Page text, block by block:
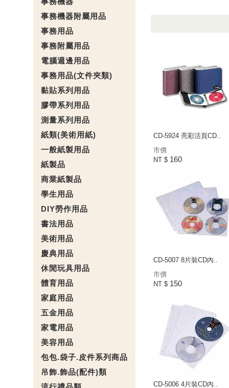
事務機器附屬用品
事務用品
事務附屬用品
電腦週邊用品
事務用品(文件夾類)
黏貼系列用品
膠帶系列用品
測量系列用品
紙類(美術用紙)
一般紙製用品
紙製品
商業紙製品
學生用品
DIY勞作用品
書法用品
美術用品
慶典用品
休閒玩具用品
體育用品
家庭用品
五金用品
家電用品
美容用品
包包.袋子.皮件系列商品
吊飾.飾品(配件)類
CD-5924 亮彩活頁CD..
市價
NT $ 160
CD-5007 8片裝CD內..
市價
NT $ 150
CD-5006 4片裝CD內..